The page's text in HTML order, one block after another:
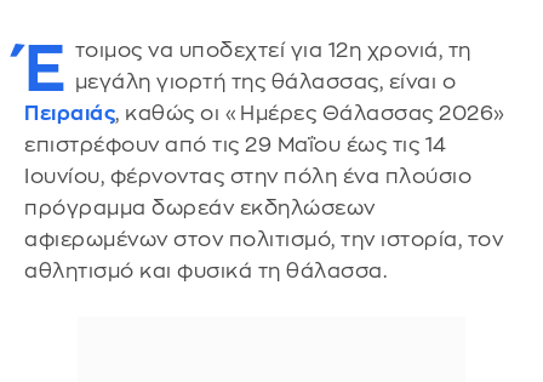
Έ τοιμος να υποδεχτεί για 12η χρονιά, τη
μεγάλη γιορτή της θάλασσας, είναι ο
Πειραιάς, καθώς οι «Ημέρες Θάλασσας 2026»
επιστρέφουν από τις 29 Μαΐου έως τις 14
Ιουνίου, φέρνοντας στην πόλη ένα πλούσιο
πρόγραμμα δωρεάν εκδηλώσεων
αφιερωμένων στον πολιτισμό, την ιστορία, τον
αθλητισμό και φυσικά τη θάλασσα.